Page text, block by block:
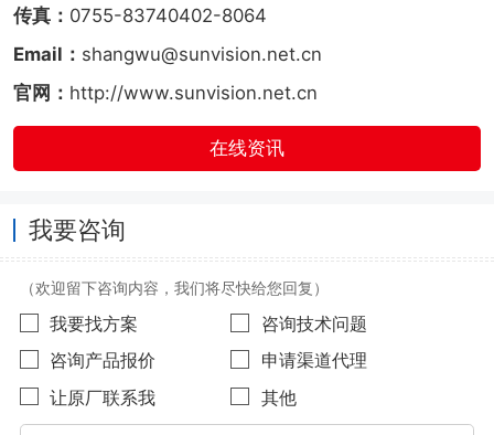
传真： 0755-83740402-8064
Email： shangwu@sunvision.net.cn
官网： http://www.sunvision.net.cn
在线资讯
我要咨询
（欢迎留下咨询内容，我们将尽快给您回复）
我要找方案
咨询技术问题
咨询产品报价
申请渠道代理
让原厂联系我
其他